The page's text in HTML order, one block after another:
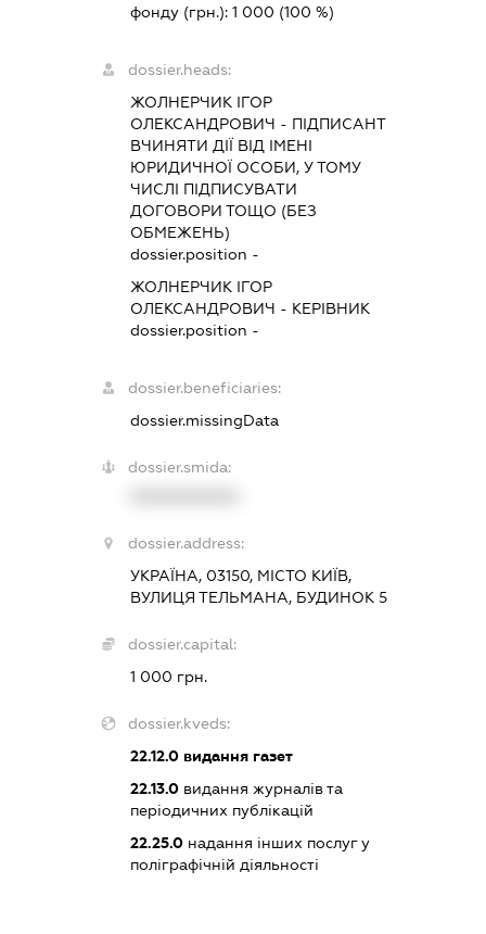
фонду (грн.): 1 000 (100 %)
dossier.heads:
ЖОЛНЕРЧИК ІГОР
ОЛЕКСАНДРОВИЧ - ПІДПИСАНТ
ВЧИНЯТИ ДІЇ ВІД ІМЕНІ
ЮРИДИЧНОЇ ОСОБИ, У ТОМУ
ЧИСЛІ ПІДПИСУВАТИ
ДОГОВОРИ ТОЩО (БЕЗ
ОБМЕЖЕНЬ)
dossier.position -
ЖОЛНЕРЧИК ІГОР
ОЛЕКСАНДРОВИЧ - КЕРІВНИК
dossier.position -
dossier.beneficiaries:
dossier.missingData
dossier.smida:
dossier.address:
УКРАЇНА, 03150, МІСТО КИЇВ,
ВУЛИЦЯ ТЕЛЬМАНА, БУДИНОК 5
dossier.capital:
1 000 грн.
dossier.kveds:
22.12.0видання газет
22.13.0видання журналів та
періодичних публікацій
22.25.0надання інших послуг у
поліграфічній діяльності